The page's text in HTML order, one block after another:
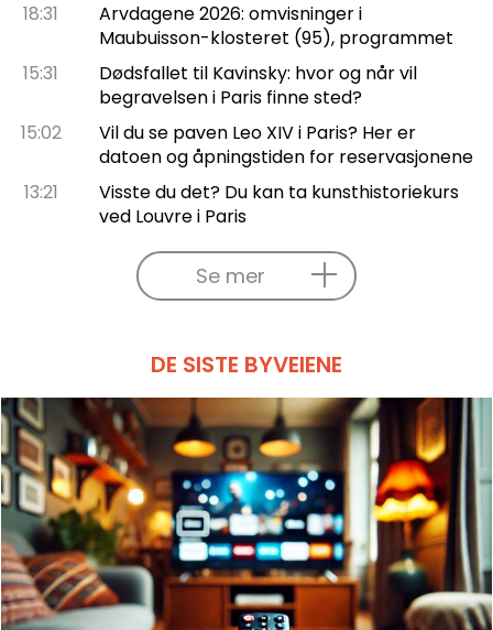
18:31
Arvdagene 2026: omvisninger i
Maubuisson-klosteret (95), programmet
15:31
Dødsfallet til Kavinsky: hvor og når vil
begravelsen i Paris finne sted?
15:02
Vil du se paven Leo XIV i Paris? Her er
datoen og åpningstiden for reservasjonene
13:21
Visste du det? Du kan ta kunsthistoriekurs
ved Louvre i Paris
Se mer
DE SISTE BYVEIENE